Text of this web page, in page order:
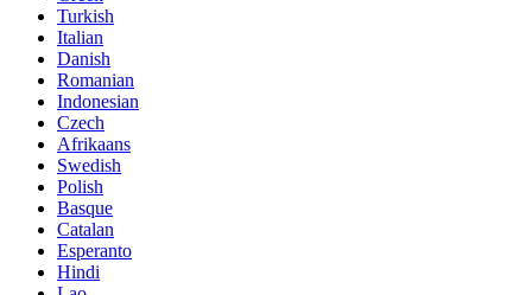
Turkish
Italian
Danish
Romanian
Indonesian
Czech
Afrikaans
Swedish
Polish
Basque
Catalan
Esperanto
Hindi